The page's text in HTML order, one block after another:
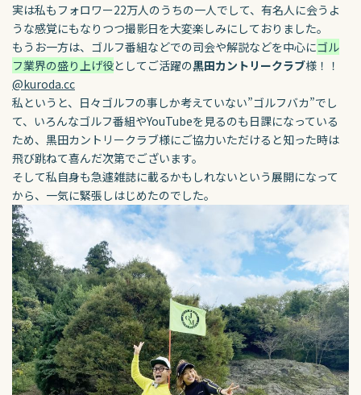
実は私もフォロワー22万人のうちの一人でして、有名人に会うよ
うな感覚にもなりつつ撮影日を大変楽しみにしておりました。
もうお一方は、ゴルフ番組などでの司会や解説などを中心にゴル
フ業界の盛り上げ役としてご活躍の黒田カントリークラブ様！！
@kuroda.cc
私というと、日々ゴルフの事しか考えていない”ゴルフバカ”でし
て、 いろんなゴルフ番組やYouTubeを見るのも日課になっている
ため、黒田カントリークラブ様にご協力いただけると知った時は
飛び跳ねて喜んだ次第でございます。
そして私自身も急遽雑誌に載るかもしれないという展開になって
から、一気に緊張しはじめたのでした。